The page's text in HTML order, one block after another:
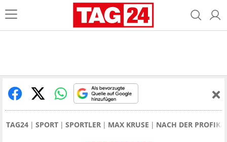
TAG24 SPORT SPORTLER MAX KRUSE NACH DER